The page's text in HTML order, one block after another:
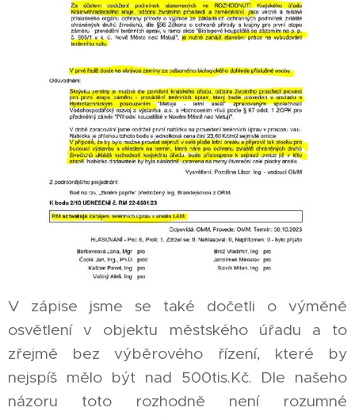
V zápise jsme se také dočetli o výměně
osvětlení v objektu městského úřadu a to
zřejmě bez výběrového řízení, které by
nejspíš mělo být nad 500tis.Kč. Dle našeho
názoru toto rozhodně není rozumné